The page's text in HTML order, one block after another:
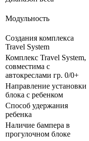
Модульность
Создания комплекса
Travel System
Комплекс Travel System,
совместима с
автокреслами гр. 0/0+
Направление установки
блока с ребенком
Способ удержания
ребенка
Наличие бампера в
прогулочном блоке